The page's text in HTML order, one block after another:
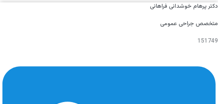
دکتر پرهام خوشدانی فراهانی
متخصص جراحی عمومی
151749